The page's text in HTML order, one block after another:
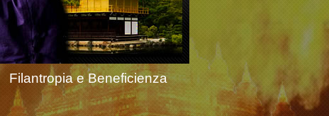
Filantropia e Beneficienza